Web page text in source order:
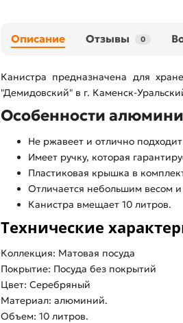
Описание Отзывы 0
Канистра предназначена для
"Демидовский" в г. Каменск-
Особенности
Не ржавеет и отлично
Имеет ручку, которая
Пластиковая крышка в
Отличается небольшим весом
Канистра вмещает 10 литров.
Технические
Коллекция: Матовая посуда
Покрытие: Посуда без покрытий
Цвет: Серебряный
Материал: алюминий.
Объем: 10 литров.